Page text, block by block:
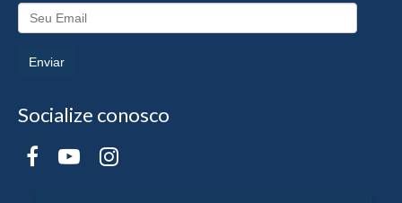
Enviar
Socialize conosco